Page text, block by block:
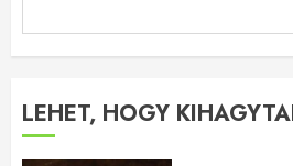
LEHET, HOGY